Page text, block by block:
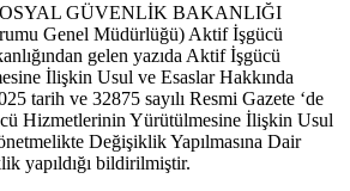
GÜVENLİK BAKANLIĞI
Genel Müdürlüğü) Aktif İşgücü
gelen yazıda Aktif İşgücü
İlişkin Usul ve Esaslar Hakkında
tarih ve 32875 sayılı Resmi Gazete ‘de
Hizmetlerinin Yürütülmesine İlişkin Usul
Değişiklik Yapılmasına Dair
yapıldığı bildirilmiştir.